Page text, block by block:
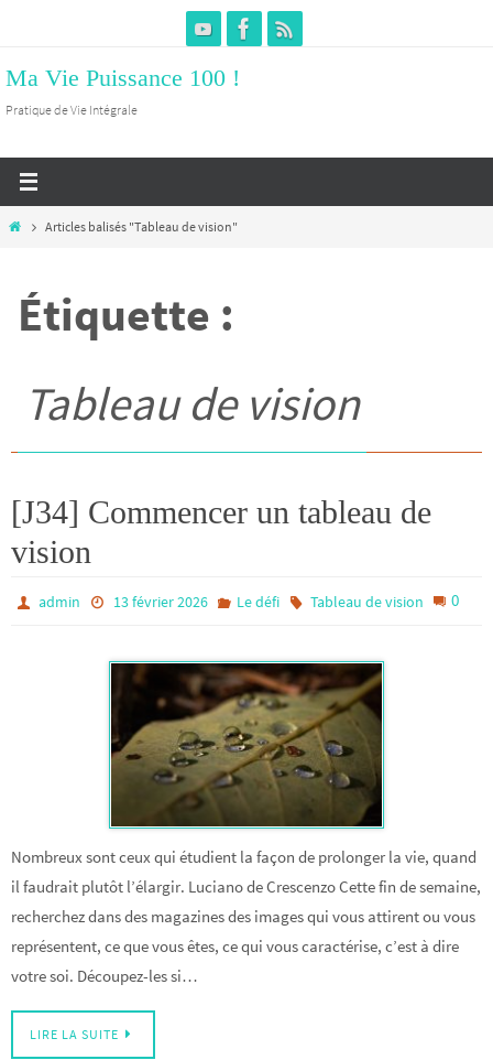
le
contenu
Ma Vie Puissance 100 !
Pratique de Vie Intégrale
HomeArticles balisés "Tableau de vision"
Étiquette :
Tableau de vision
[J34] Commencer un tableau de
vision
admin 13 février 2026 Le défi Tableau de vision 0
Nombreux sont ceux qui étudient la façon de prolonger la vie, quand
il faudrait plutôt l’élargir. Luciano de Crescenzo Cette fin de semaine,
recherchez dans des magazines des images qui vous attirent ou vous
représentent, ce que vous êtes, ce qui vous caractérise, c’est à dire
votre soi. Découpez-les si…
LIRE LA SUITE